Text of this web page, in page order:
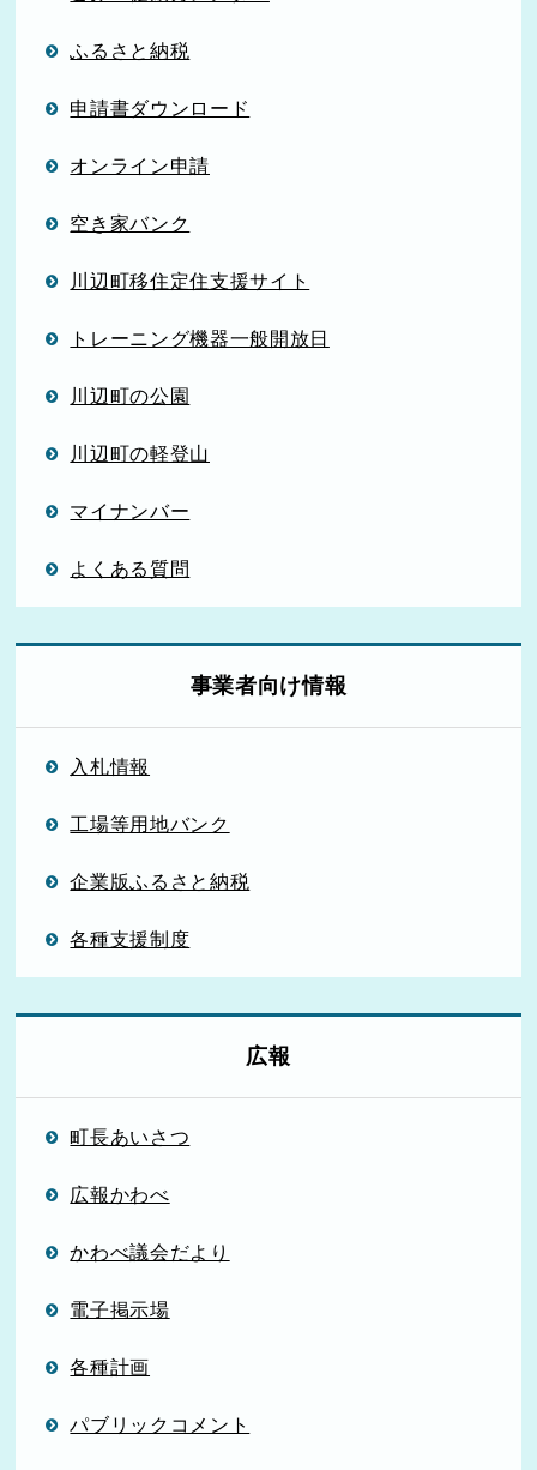
ふるさと納税
申請書ダウンロード
オンライン申請
空き家バンク
川辺町移住定住支援サイト
トレーニング機器一般開放日
川辺町の公園
川辺町の軽登山
マイナンバー
よくある質問
事業者向け情報
入札情報
工場等用地バンク
企業版ふるさと納税
各種支援制度
広報
町長あいさつ
広報かわべ
かわべ議会だより
電子掲示場
各種計画
パブリックコメント